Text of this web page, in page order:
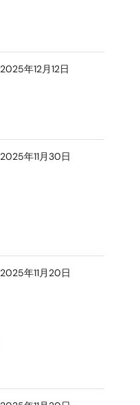
2025年12月12日
2025年11月30日
2025年11月20日